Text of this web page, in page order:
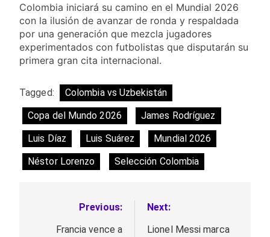
Colombia iniciará su camino en el Mundial 2026
con la ilusión de avanzar de ronda y respaldada
por una generación que mezcla jugadores
experimentados con futbolistas que disputarán su
primera gran cita internacional.
Tagged:
Colombia vs Uzbekistán
Copa del Mundo 2026
James Rodríguez
Luis Díaz
Luis Suárez
Mundial 2026
Néstor Lorenzo
Selección Colombia
Navegación
Previous:
Francia vence a
Next:
Lionel Messi marca